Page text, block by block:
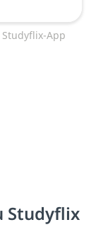
App
Studyflix